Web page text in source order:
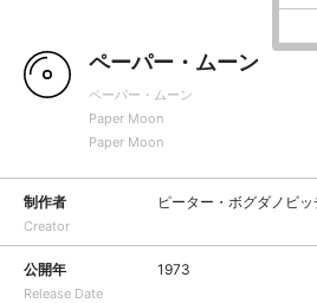
ペーパー・ムーン
ペーパー・ムーン
Paper Moon
Paper Moon
制作者
Creator
ピーター・ボグダノビッ
公開年
Release Date
1973